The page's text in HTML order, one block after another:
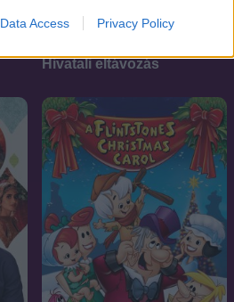
Data Access Privacy Policy
Hivatali eltávozás